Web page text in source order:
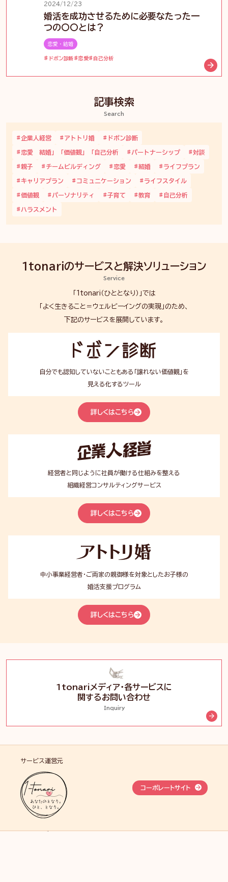
2024/12/23
婚活を成功させるために必要なたった一
つの〇〇とは？
恋愛・結婚
ドボン診断 恋愛 自己分析
記事検索
Search
企業人経営 アトトリ婚 ドボン診断
恋愛 結婚」「価値観」「自己分析 パートナーシップ 対談
親子 チームビルディング 恋愛 結婚 ライフプラン
キャリアプラン コミュニケーション ライフスタイル
価値観 パーソナリティ 子育て 教育 自己分析
ハラスメント
1tonariのサービスと解決ソリューション
Service
「1tonari（ひととなり）」では
「よく生きること＝ウェルビーイングの実現」のため、
下記のサービスを展開しています。
ド
ボ
診
自分でも認知していないこともある「譲れない価値観」を
見える化するツール
詳しくはこちら
企
業
人
経
営
経営者と同じように社員が働ける仕組みを整える
組織経営コンサルティングサービス
詳しくはこちら
ア
ト
リ
中小事業経営者・ご両家の親御様を対象としたお子様の
婚活支援プログラム
詳しくはこちら
1tonariメディア・各サービスに
関するお問い合わせ
Inquiry
サービス運営元
コーポレートサイト